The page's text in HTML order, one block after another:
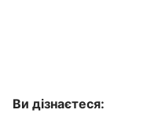
Ви дізнаєтеся: